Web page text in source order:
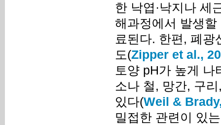
한 낙엽·낙지나 세
해과정에서 발생
료된다. 한편, 폐
도(Zipper et al.,
토양 pH가 높게
소나 철, 망간, 구
있다(Weil &
밀접한 관련이 있